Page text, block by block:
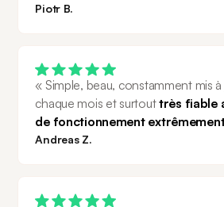
Piotr B.
« Simple, beau, constamment mis
chaque mois et surtout très fiable
de fonctionnement
Andreas Z.